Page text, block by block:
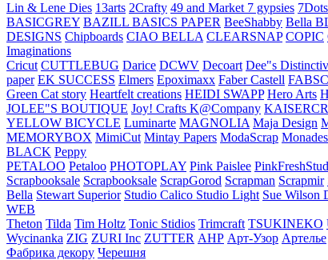
Lin & Lene Dies 13arts 2Crafty 49 and Market 7 gypsies 7Dots
BASICGREY BAZILL BASICS PAPER BeeShabby Bella
DESIGNS Chipboards CIAO BELLA CLEARSNAP COPIC
Imaginations
Cricut CUTTLEBUG Darice DCWV Decoart Dee"s
paper EK SUCCESS Elmers Epoximaxx Faber Castell
Green Cat story Heartfelt creations HEIDI SWAPP Hero Arts
JOLEE"S BOUTIQUE Joy! Crafts K@Company
YELLOW BICYCLE Luminarte MAGNOLIA Maja Design
MEMORYBOX MimiCut Mintay Papers ModaScrap
BLACK Peppy
PETALOO Petaloo PHOTOPLAY Pink Paislee
Scrapbooksale Scrapbooksale ScrapGorod Scrapman Scrapmir
Bella Stewart Superior Studio Calico Studio Light Sue Wilson
WEB
Theton Tilda Tim Holtz Tonic Stidios Trimcraft TSUKINEKO
Wycinanka ZIG ZURI Inc ZUTTER АНР Арт-Узор Артелье
Фабрика декору Черешня